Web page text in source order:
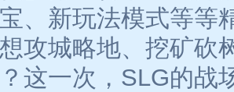
、新玩法模式等等
攻城略地、挖矿砍
这一次，SLG的战